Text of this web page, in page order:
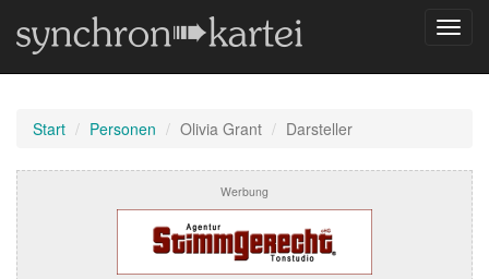
Start Personen Olivia Grant Darsteller
Werbung